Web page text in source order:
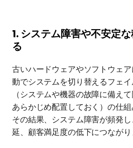
1. システム障害や不安定
る
古いハードウェアやソフトウェ
動でシステムを切り替えるフェ
（システムや機器の故障に備え
あらかじめ配置しておく）の仕組
その結果、システム障害が頻発
延、顧客満足度の低下につながり